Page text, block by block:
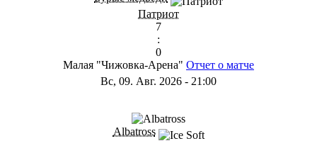
Патриот
7
:
0
Малая "Чижовка-Арена" Отчет о матче
Вс, 09. Авг. 2026 - 21:00
Albatross